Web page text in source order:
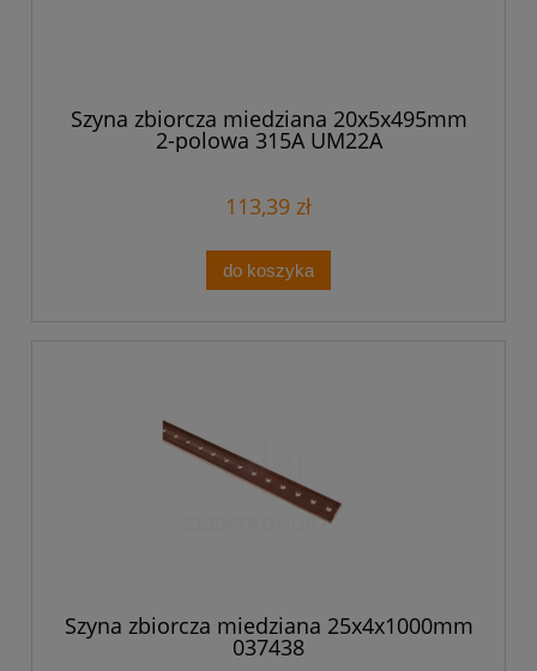
Szyna zbiorcza miedziana 20x5x495mm
2-polowa 315A UM22A
113,39 zł
do koszyka
Szyna zbiorcza miedziana 25x4x1000mm
037438